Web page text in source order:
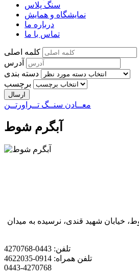
سنگ پلاس
نمایشگاه و همایش
درباره ما
تماس با ما
کلمه اصلی
آدرس
دسته بندی
برچسب
معــادن سنــگ تــراورتــن
آبگرم شوط
خيابان شهيد قندی، نرسيده به ميدان
تلفن: 0443-4270768
تلفن همراه: 0914-4622035
0443-4270768